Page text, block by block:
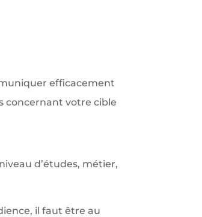
efficacement
concernant votre cible
d’études, métier,
il faut être au